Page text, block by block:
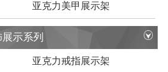
亚克力美甲展示架
示系列
亚克力戒指展示架